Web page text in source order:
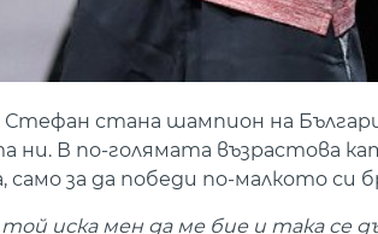
стана шампион на
ни. В по-голямата възрастова
само за да победи по-малкото си
той иска мен да ме бие и така се